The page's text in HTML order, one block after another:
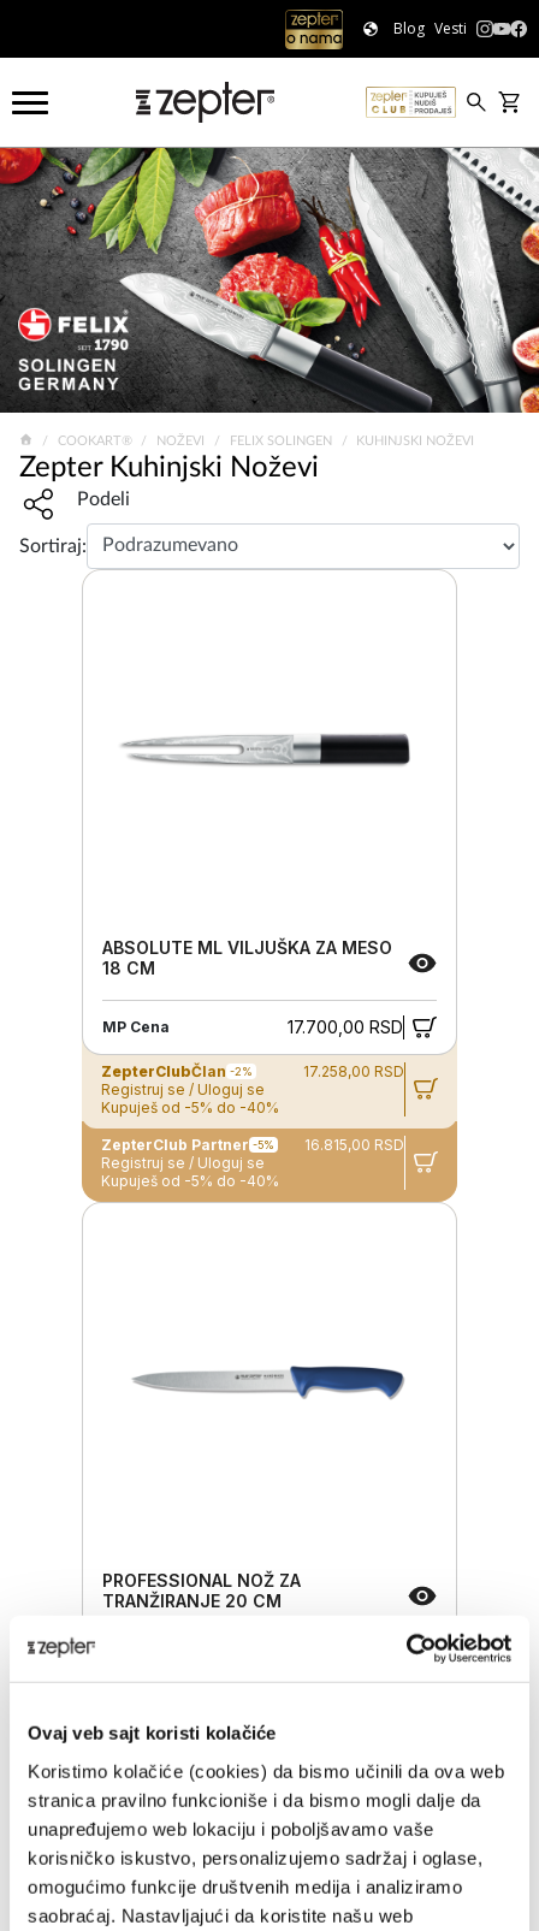
Ovaj veb sajt koristi kolačiće
Koristimo kolačiće (cookies) da bismo učinili da ova web
stranica pravilno funkcioniše i da bismo mogli dalje da
unapređujemo web lokaciju i poboljšavamo vaše
korisničko iskustvo, personalizujemo sadržaj i oglase,
omogućimo funkcije društvenih medija i analiziramo
saobraćaj. Nastavljajući da koristite našu web
Blog Vesti
COOKART® NOŽEVI FELIX SOLINGEN KUHINJSKI NOŽEVI
Zepter Kuhinjski Noževi
Share widget, open sharing modal with Enter
Podeli
Sortiraj:
ABSOLUTE ML VILJUŠKA ZA MESO
18 CM
MP Cena 17.700,00 RSD
ZepterClubČlan -2%
17.258,00 RSD
Registruj se / Uloguj se
Kupuješ od -5% do -40%
ZepterClub Partner -5%
16.815,00 RSD
Registruj se / Uloguj se
Kupuješ od -5% do -40%
PROFESSIONAL NOŽ ZA
TRANŽIRANJE 20 CM
Registruj se / Uloguj se
Kupuješ od -5% do -40%
ZepterClub Partner -32%
2.731,00 RSD
Registruj se / Uloguj se
Kupuješ od -5% do -40%